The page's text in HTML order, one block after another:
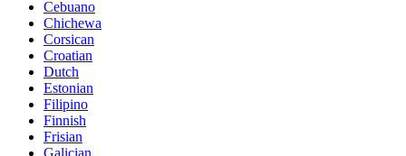
Cebuano
Chichewa
Corsican
Croatian
Dutch
Estonian
Filipino
Finnish
Frisian